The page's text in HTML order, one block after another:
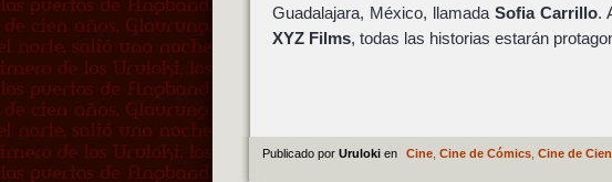
Guadalajara, México, llamada Sofia Carrillo.
XYZ Films, todas las historias estarán
Publicado por Uruloki en Cine, Cine de Cómics, Cine de